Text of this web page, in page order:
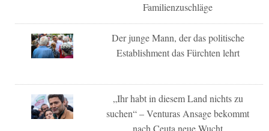
Familienzuschläge
Der junge Mann, der das politische
Establishment das Fürchten lehrt
„Ihr habt in diesem Land nichts zu
suchen“ – Venturas Ansage bekommt
nach Ceuta neue Wucht